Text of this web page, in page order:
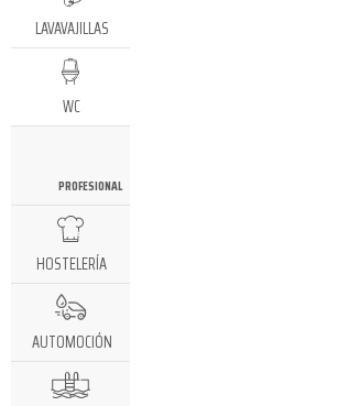
LAVAVAJILLAS
WC
PROFESIONAL
HOSTELERÍA
AUTOMOCIÓN